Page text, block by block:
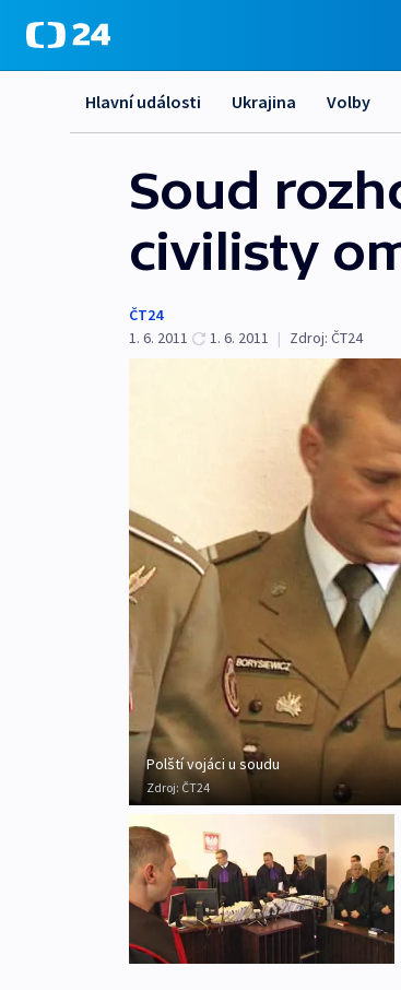
Hlavní události Ukrajina Volby
Soud
civilisty
ČT24
1. 6. 2011
1. 6. 2011 | Zdroj: ČT24
Polští vojáci u soudu
Zdroj: ČT24